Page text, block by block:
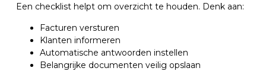
Een checklist helpt om overzicht te houden. Denk aan:
Facturen versturen
Klanten informeren
Automatische antwoorden instellen
Belangrijke documenten veilig opslaan